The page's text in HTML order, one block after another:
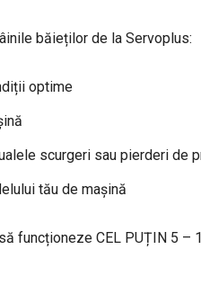
băieților de la Servoplus:
optime
scurgeri sau pierderi de
tău de mașină
funcționeze CEL PUȚIN 5 –